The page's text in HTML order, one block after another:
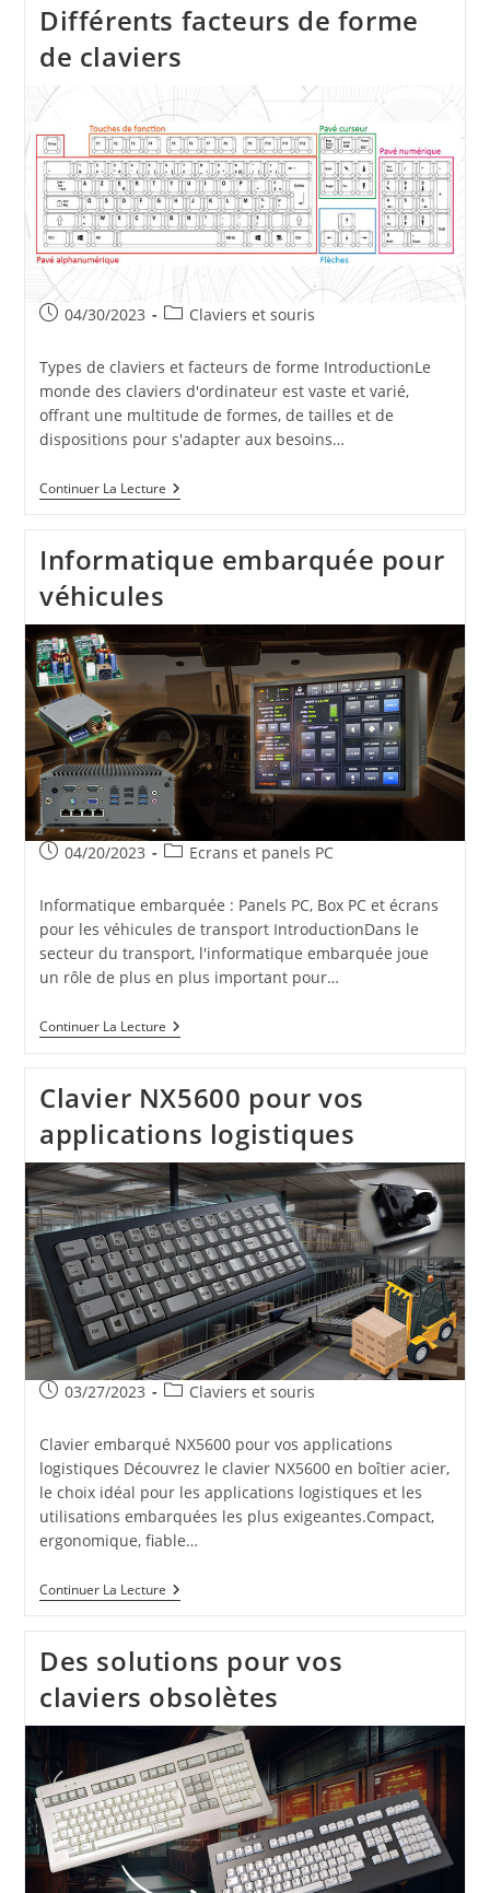
Red,
Brown
Et
Blue
Ou
Gaming
?
Différents facteurs de forme
de claviers
Publication
04/30/2023
PostClaviers et souris
Types de claviers et facteurs de forme IntroductionLe
monde des claviers d'ordinateur est vaste et varié,
offrant une multitude de formes, de tailles et de
dispositions pour s'adapter aux besoins…
Continuer La LectureDifférents
Facteurs
De
Claviers
Informatique embarquée pour
véhicules
Publication
04/20/2023
PostEcrans et panels PC
Informatique embarquée : Panels PC, Box PC et écrans
pour les véhicules de transport IntroductionDans le
secteur du transport, l'informatique embarquée joue
un rôle de plus en plus important pour…
Continuer La LectureInformatique
Embarquée
Clavier NX5600 pour vos
applications logistiques
Publication
03/27/2023
PostClaviers et souris
Clavier embarqué NX5600 pour vos applications
logistiques Découvrez le clavier NX5600 en boîtier acier,
le choix idéal pour les applications logistiques et les
utilisations embarquées les plus exigeantes.Compact,
ergonomique, fiable…
Continuer La LectureClavier
NX5600
Applications
Logistiques
Des solutions pour vos
claviers obsolètes